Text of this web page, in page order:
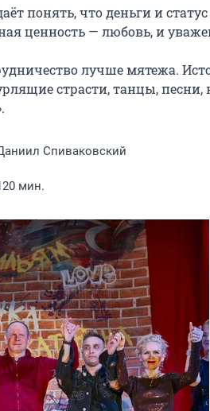
понять, что деньги и
ценность — любовь, и
лучше мятежа.
страсти, танцы,
Спиваковский
мин.